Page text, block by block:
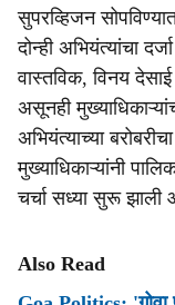
सुपरव्हिजन
दोन्ही अभियंत्यांचा
वास्तविक, विनय देसाई
असूनही
अभियंत्याच्या
मुख्याधिकाऱ्यांनी
चर्चा सध्या सुरू झाली
Also Read